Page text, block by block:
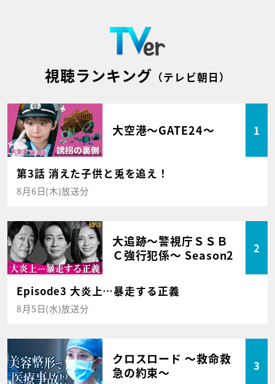
視聴ランキング （テレビ朝日）
大空港～GATE24～ 1
第3話 消えた子供と兎を追え！
8月6日(木)放送分
大追跡～警視庁ＳＳＢ
Ｃ強行犯係～ Season2
2
Episode3 大炎上…暴走する正義
8月5日(水)放送分
クロスロード ～救命救
急の約束～
3